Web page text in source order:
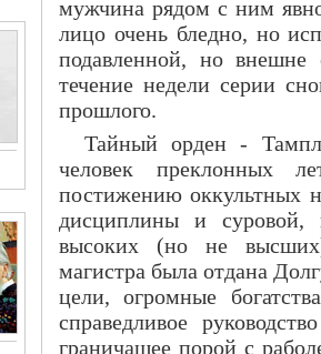
мужчина рядом с ним
лицо очень бледно, но
подавленной, но внешне
течение недели серии
прошлого.
Тайный орден -
человек преклонных
постижению оккультных
дисциплины и суровой,
высоких (но не
магистра была отдана
цели, огромные
справедливое
граничащее порой с